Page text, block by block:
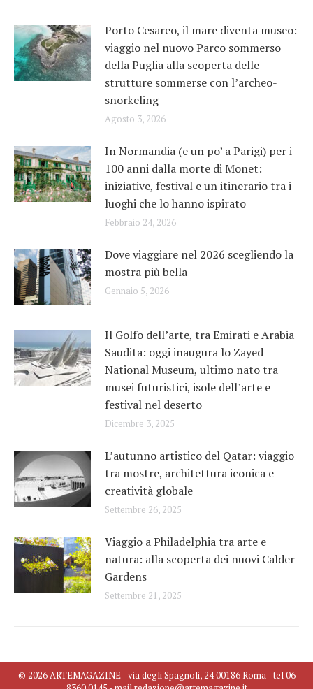
Porto Cesareo, il mare diventa museo:
viaggio nel nuovo Parco sommerso
della Puglia alla scoperta delle
strutture sommerse con l’archeo-
snorkeling
Agosto 3, 2026
In Normandia (e un po’ a Parigi) per i
100 anni dalla morte di Monet:
iniziative, festival e un itinerario tra i
luoghi che lo hanno ispirato
Febbraio 24, 2026
Dove viaggiare nel 2026 scegliendo la
mostra più bella
Gennaio 5, 2026
Il Golfo dell’arte, tra Emirati e Arabia
Saudita: oggi inaugura lo Zayed
National Museum, ultimo nato tra
musei futuristici, isole dell’arte e
festival nel deserto
Dicembre 3, 2025
L’autunno artistico del Qatar: viaggio
tra mostre, architettura iconica e
creatività globale
Settembre 26, 2025
Viaggio a Philadelphia tra arte e
natura: alla scoperta dei nuovi Calder
Gardens
Settembre 21, 2025
© 2026 ARTEMAGAZINE - via degli Spagnoli, 24 00186 Roma - tel 06